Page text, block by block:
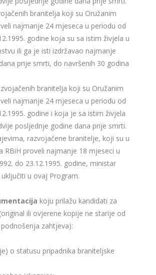
branitelja koji su Oružanim
najmanje 24 mjeseca u periodu od
godine koja su sa istim živjela u
ili ga je isti izdržavao najmanje
prije smrti, do navršenih 30 godina
branitelja koji su Oružanim
najmanje 24 mjeseca u periodu od
godine i koja je sa istim živjela
posljednje godine dana prije smrti.
razvojačene branitelje, koji su u
RBiH proveli najmanje 18 mjeseci u
do 23.12.1995. godine, ministar
u ovaj Program.
koju prilažu kandidati za
ili ovjerene kopije ne starije od
zahtjeva):
o statusu pripadnika braniteljske